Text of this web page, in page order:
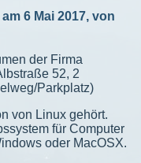
6 Mai 2017, von
der Firma
52, 2
Parkplatz)
von Linux gehört.
für Computer
oder MacOSX.